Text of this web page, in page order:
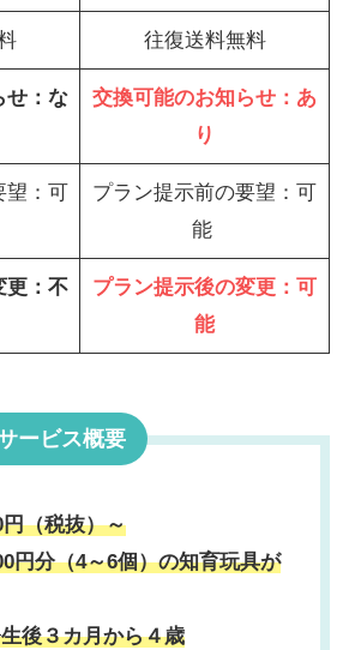
往復送料無料
せ：な
交換可能のお知らせ：あ
り
望：可
プラン提示前の要望：可
能
更：不
プラン提示後の変更：可
能
ービス概要
（税抜）～
円分（4～6個）の知育玩具が
後３カ月から４歳